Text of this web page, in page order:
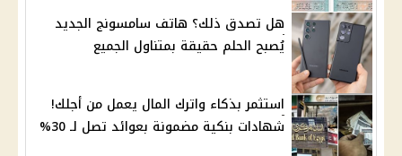
هل تصدق ذلك؟ هاتف سامسونج الجديد
يُصبح الحلم حقيقة بمتناول الجميع
استثمر بذكاء واترك المال يعمل من أجلك!
شهادات بنكية مضمونة بعوائد تصل لـ 30%